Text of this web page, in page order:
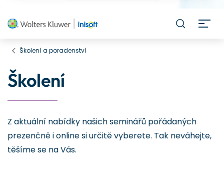
Školení a poradenství
Školení
Z aktuální nabídky našich seminářů pořádaných
prezenčně i online si určitě vyberete. Tak neváhejte,
těšíme se na Vás.